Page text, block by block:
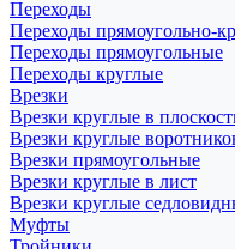
Переходы
Переходы прямоугольно-
Переходы прямоугольные
Переходы круглые
Врезки
Врезки круглые в
Врезки круглые
Врезки прямоугольные
Врезки круглые в лист
Врезки круглые
Муфты